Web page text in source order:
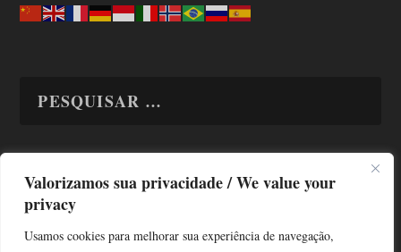
Valorizamos sua privacidade / We value your
privacy
Usamos cookies para melhorar sua experiência de navegação,
TODAS OS ASSUNTOS